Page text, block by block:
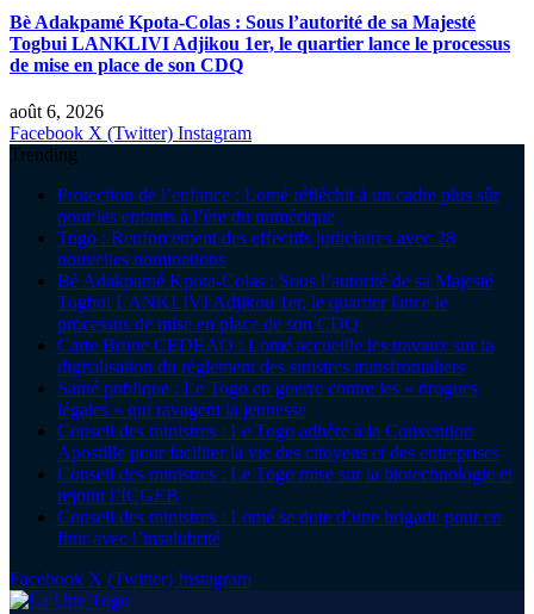
Bè Adakpamé Kpota-Colas : Sous l’autorité de sa Majesté
Togbui LANKLIVI Adjikou 1er, le quartier lance le processus
de mise en place de son CDQ
août 6, 2026
Facebook X (Twitter) Instagram
Trending
Protection de l’enfance : Lomé réfléchit à un cadre plus sûr
pour les enfants à l’ère du numérique
Togo : Renforcement des effectifs judiciaires avec 28
nouvelles nominations
Bè Adakpamé Kpota-Colas : Sous l’autorité de sa Majesté
Togbui LANKLIVI Adjikou 1er, le quartier lance le
processus de mise en place de son CDQ
Carte Brune CEDEAO : Lomé accueille les travaux sur la
digitalisation du règlement des sinistres transfrontaliers
Santé publique : Le Togo en guerre contre les « drogues
légales » qui ravagent la jeunesse
Conseil des ministres : Le Togo adhère à la Convention
Apostille pour faciliter la vie des citoyens et des entreprises
Conseil des ministres : Le Togo mise sur la biotechnologie et
rejoint l’ICGEB
Conseil des ministres : Lomé se dote d’une brigade pour en
finir avec l’insalubrité
Facebook X (Twitter) Instagram